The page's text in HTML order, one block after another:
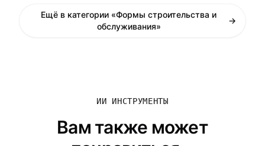
Ещё в категории «Формы строительства и
обслуживания»
→
ИИ ИНСТРУМЕНТЫ
Вам также может